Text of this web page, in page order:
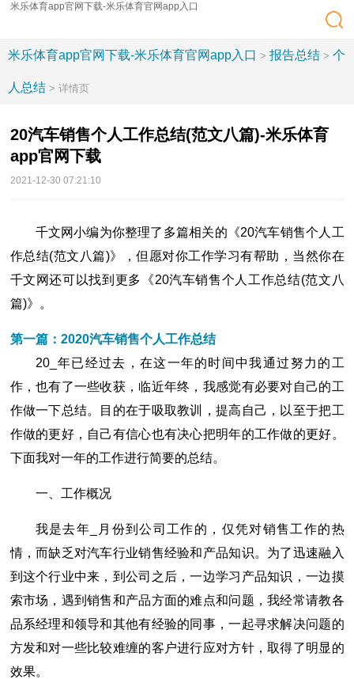
米乐体育app官网下载-米乐体育官网app入口
米乐体育app官网下载-米乐体育官网app入口 > 报告总结 > 个
人总结 > 详情页
20汽车销售个人工作总结(范文八篇)-米乐体育
app官网下载
2021-12-30 07:21:10
千文网小编为你整理了多篇相关的《20汽车销售个人工
作总结(范文八篇)》，但愿对你工作学习有帮助，当然你在
千文网还可以找到更多《20汽车销售个人工作总结(范文八
篇)》。
第一篇：2020汽车销售个人工作总结
20_年已经过去，在这一年的时间中我通过努力的工
作，也有了一些收获，临近年终，我感觉有必要对自己的工
作做一下总结。目的在于吸取教训，提高自己，以至于把工
作做的更好，自己有信心也有决心把明年的工作做的更好。
下面我对一年的工作进行简要的总结。
一、工作概况
我是去年_月份到公司工作的，仅凭对销售工作的热
情，而缺乏对汽车行业销售经验和产品知识。为了迅速融入
到这个行业中来，到公司之后，一边学习产品知识，一边摸
索市场，遇到销售和产品方面的难点和问题，我经常请教各
品系经理和领导和其他有经验的同事，一起寻求解决问题的
方发和对一些比较难缠的客户进行应对方针，取得了明显的
效果。